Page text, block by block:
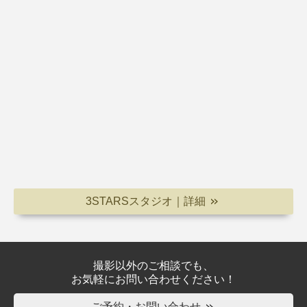
3STARSスタジオ｜詳細 ＞＞
撮影以外のご相談でも、
お気軽にお問い合わせください！